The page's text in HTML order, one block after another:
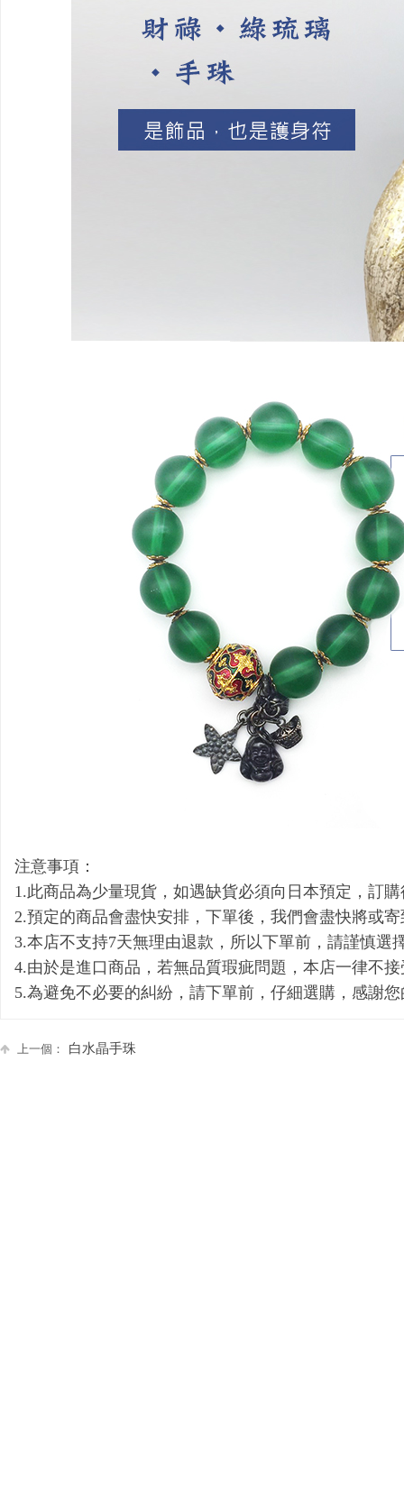
注意事項：
1.此商品為少量現貨，如遇缺貨必須向日本預定，訂
2.預定的商品會盡快安排，下單後，我們會盡快將或
3.本店不支持7天無理由退款，所以下單前，請謹慎選
4.由於是進口商品，若無品質瑕疵問題，本店一律不
5.為避免不必要的糾紛，請下單前，仔細選購，感謝
上一個： 白水晶手珠